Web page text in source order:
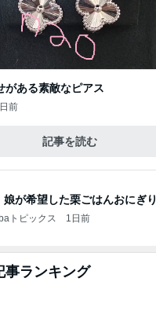
がある素敵なピアス
前
記事を読む
娘が希望した栗ごはんおにぎり
トピックス 1日前
事ランキング